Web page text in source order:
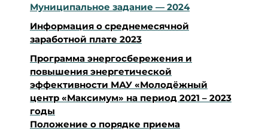
Муниципальное задание — 2024
Информация о среднемесячной
заработной плате 2023
Программа энергосбережения и
повышения энергетической
эффективности МАУ «Молодёжный
центр «Максимум» на период 2021 – 2023
годы
Положение о порядке приема